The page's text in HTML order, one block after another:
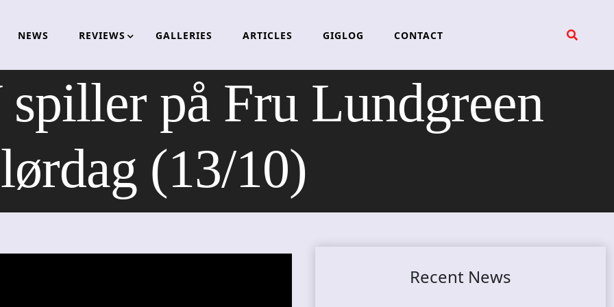
NEWS REVIEWS GALLERIES ARTICLES GIGLOG CONTACT
på Fru Lundgreen
lørdag (13/10)
Recent News